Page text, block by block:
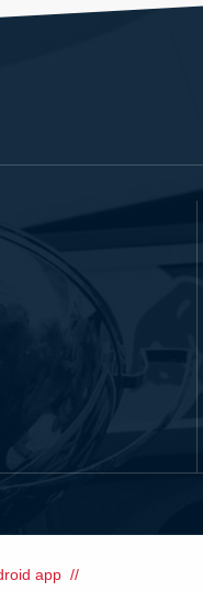
app